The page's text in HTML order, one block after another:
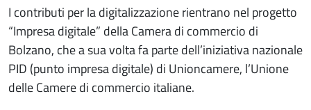
I contributi per la digitalizzazione rientrano nel progetto
“Impresa digitale” della Camera di commercio di
Bolzano, che a sua volta fa parte dell’iniziativa nazionale
PID (punto impresa digitale) di Unioncamere, l’Unione
delle Camere di commercio italiane.